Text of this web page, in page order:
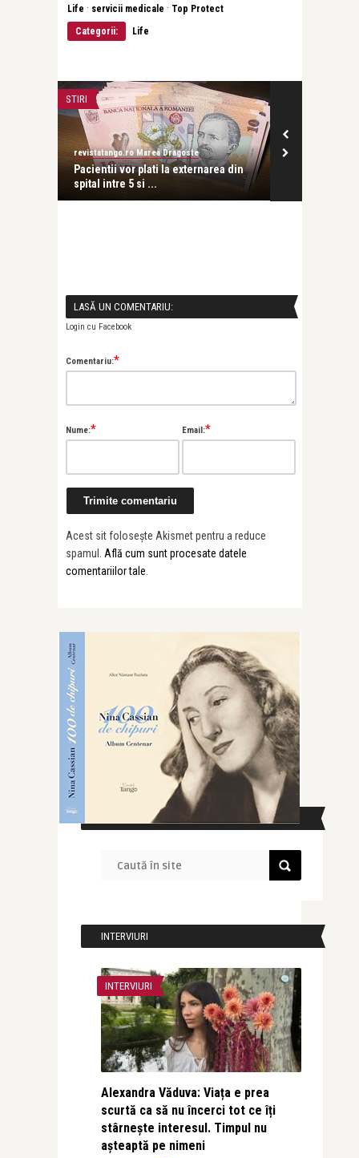
Life · servicii medicale · Top Protect
Categorii:
Life
STIRI
revistatango.ro Marea Dragoste
Pacientii vor plati la externarea din
spital intre 5 si ...
LASĂ UN COMENTARIU:
Login cu Facebook
Comentariu:*
Nume:* Email:*
Acest sit folosește Akismet pentru a reduce
spamul. Află cum sunt procesate datele
comentariilor tale
CAUTĂ ÎN SITE
INTERVIURI
INTERVIURI
Alexandra Văduva: Viața e prea
scurtă ca să nu încerci tot ce îți
stârnește interesul. Timpul nu
așteaptă pe nimeni